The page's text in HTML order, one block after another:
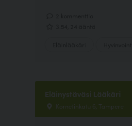
Eläinystäväsi Lääkäri
Kornetinkatu 6, Tampere